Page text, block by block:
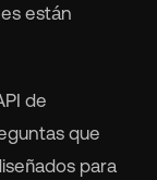
están
de
que
para